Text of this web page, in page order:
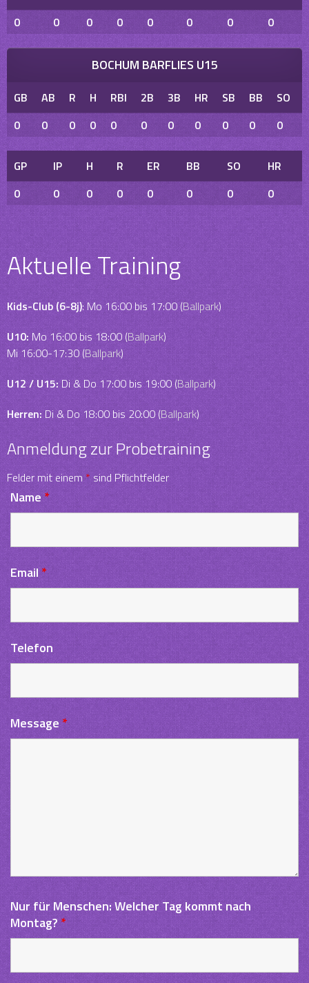
0
0 0 0 0 0 0 0
BOCHUM BARFLIES U15
GB AB R H RBI 2B 3B HR SB BB SO
0
0 0 0 0 0 0 0 0 0 0
GP IP H R ER BB SO
HR
0
0 0 0 0 0 0 0
Aktuelle Training
Kids-Club (6-8j): Mo 16:00 bis 17:00 (Ballpark)
U10: Mo 16:00 bis 18:00 (Ballpark)
Mi 16:00-17:30 (Ballpark)
U12 / U15: Di & Do 17:00 bis 19:00 (Ballpark)
Herren:Di & Do 18:00 bis 20:00 (Ballpark)
Anmeldung zur Probetraining
Felder mit einem * sind Pflichtfelder
Name*
Email *
Telefon
Message*
Nur für Menschen: Welcher Tag kommt nach
Montag?*